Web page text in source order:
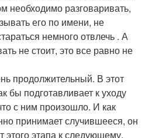
необходимо разговаривать,
его по имени, не
немного отвлечь . А
не стоит, это все равно не
продолжительный. В этот
бы подготавливает к уходу
с ним произошло. И как
принимает случившееся, он
этого этапа к следующему.